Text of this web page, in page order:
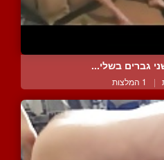
גברים בשלי...
| 1 המלצות